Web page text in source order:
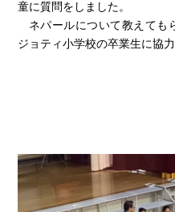
童に質問をしました。
ネパールについて教えても
ジョティ小学校の卒業生に協